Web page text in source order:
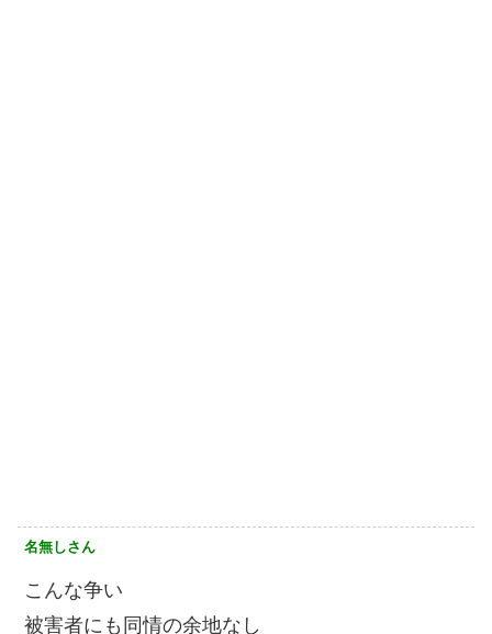
名無しさん
こんな争い
被害者にも同情の余地なし